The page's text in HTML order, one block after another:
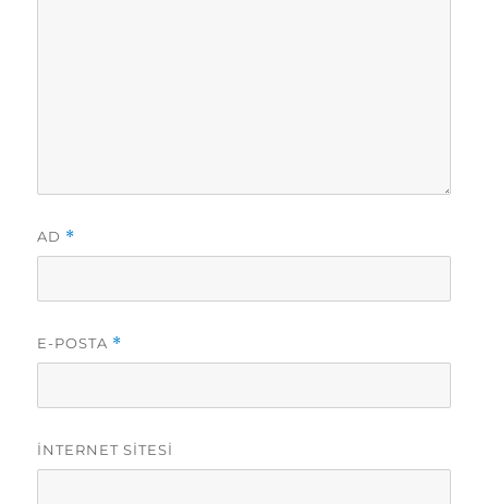
AD *
E-POSTA *
İNTERNET SITESI